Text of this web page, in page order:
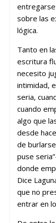
sobre las
lógica.
Tanto en
escritura
necesito
intimidad,
seria,
cuando
algo que
desde
de
puse
donde
Dice
que no
entrar en